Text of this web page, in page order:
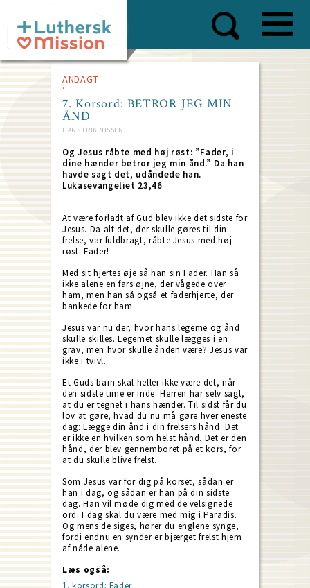
main
content
ANDAGT
7. Korsord: BETROR JEG MIN
ÅND
HANS ERIK NISSEN
Og Jesus råbte med høj røst: ”Fader, i
dine hænder betror jeg min ånd.” Da han
havde sagt det, udåndede han.
Lukasevangeliet 23,46
At være forladt af Gud blev ikke det sidste for
Jesus. Da alt det, der skulle gøres til din
frelse, var fuldbragt, råbte Jesus med høj
røst: Fader!
Med sit hjertes øje så han sin Fader. Han så
ikke alene en fars øjne, der vågede over
ham, men han så også et faderhjerte, der
bankede for ham.
Jesus var nu der, hvor hans legeme og ånd
skulle skilles. Legemet skulle lægges i en
grav, men hvor skulle ånden være? Jesus var
ikke i tvivl.
Et Guds barn skal heller ikke være det, når
den sidste time er inde. Herren har selv sagt,
at du er tegnet i hans hænder. Til sidst får du
lov at gøre, hvad du nu må gøre hver eneste
dag: Lægge din ånd i din frelsers hånd. Det
er ikke en hvilken som helst hånd. Det er den
hånd, der blev gennemboret på et kors, for
at du skulle blive frelst.
Som Jesus var for dig på korset, sådan er
han i dag, og sådan er han på din sidste
dag. Han vil møde dig med de velsignede
ord: I dag skal du være med mig i Paradis.
Og mens de siges, hører du englene synge,
fordi endnu en synder er bjærget frelst hjem
af nåde alene.
Læs også:
1. korsord: Fader